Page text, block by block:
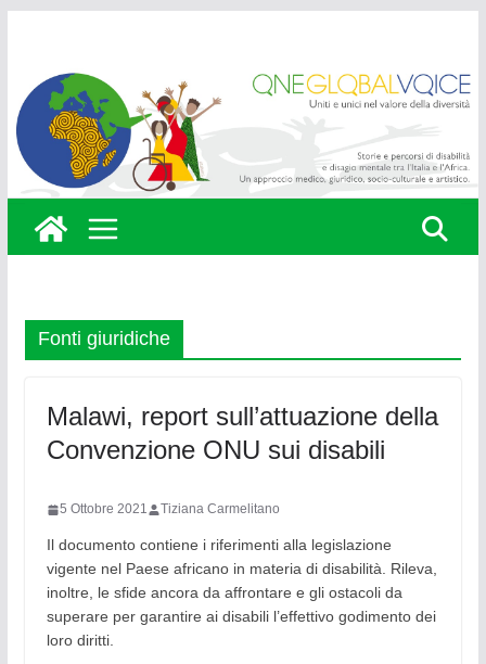
content
Fonti giuridiche
Malawi, report sull’attuazione della
Convenzione ONU sui disabili
5 Ottobre 2021 Tiziana Carmelitano
Il documento contiene i riferimenti alla legislazione
vigente nel Paese africano in materia di disabilità. Rileva,
inoltre, le sfide ancora da affrontare e gli ostacoli da
superare per garantire ai disabili l’effettivo godimento dei
loro diritti.